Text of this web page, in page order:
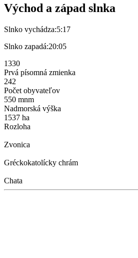
Východ a západ slnka
Slnko vychádza:5:17
Slnko zapadá:20:05
1330
Prvá písomná zmienka
242
Počet obyvateľov
550 mnm
Nadmorská výška
1537 ha
Rozloha
Zvonica
Gréckokatolícky chrám
Chata